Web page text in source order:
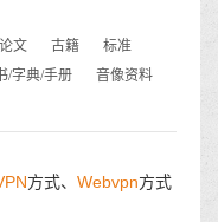
文 古籍
标准
/字典/手册
音像资料
方式、 Webvpn方式